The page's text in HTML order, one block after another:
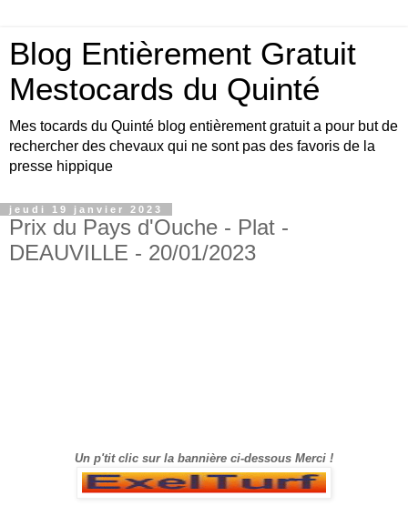
Blog Entièrement Gratuit
Mestocards du Quinté
Mes tocards du Quinté blog entièrement gratuit a pour but de
rechercher des chevaux qui ne sont pas des favoris de la
presse hippique
jeudi 19 janvier 2023
Prix du Pays d'Ouche - Plat -
DEAUVILLE - 20/01/2023
Un p'tit clic sur la bannière ci-dessous Merci !